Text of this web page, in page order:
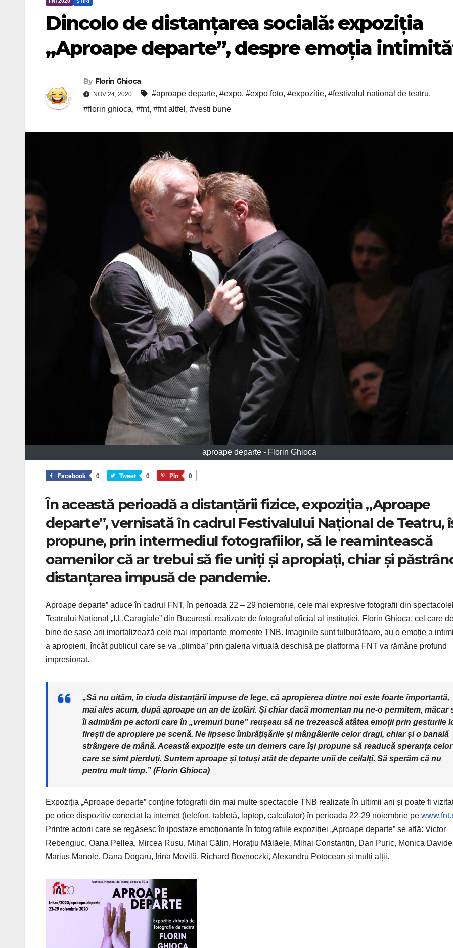
Dincolo de distanțarea socială: expoziția
„Aproape departe”, despre emoția
By Florin Ghioca
NOV 24, 2020 #aproape departe, #expo, #expo foto, #expozitie, #festivalul national de teatru,
#florin ghioca, #fnt, #fnt altfel , #vesti bune
aproape departe - Florin Ghioca
Facebook 0 Tweet 0 Pin 0
În această perioadă a distanțării fizice, expoziția „Aproape
departe”, vernisată în cadrul Festivalului Național de Teatru,
propune, prin intermediul fotografiilor, să le reamintească
oamenilor că ar trebui să fie uniți și apropiați, chiar și
distanțarea impusă de pandemie.
Aproape departe” aduce în cadrul FNT, în perioada 22 – 29 noiembrie, cele mai expresive fotografii din
Teatrului Național „I.L.Caragiale” din București, realizate de fotograful oficial al instituției, Florin Ghioca, cel care
bine de șase ani imortalizează cele mai importante momente TNB. Imaginile sunt tulburătoare, au o emoție a
a apropierii, încât publicul care se va „plimba” prin galeria virtuală deschisă pe platforma FNT va rămâne profund
impresionat.
„Să nu uităm, în ciuda distanțării impuse de lege, că apropierea dintre noi este foarte importantă,
mai ales acum, după aproape un an de izolări. Și chiar dacă momentan nu ne-o permitem, măcar
îi admirăm pe actorii care în „vremuri bune” reușeau să ne trezească atâtea emoții prin gesturile
firești de apropiere pe scenă. Ne lipsesc îmbrățișările și mângâierile celor dragi, chiar și o banală
strângere de mână. Această expoziție este un demers care își propune să readucă speranța celor
care se simt pierduți. Suntem aproape și totuși atât de departe unii de ceilalți. Să sperăm că nu
pentru mult timp.” (Florin Ghioca)
Expoziția „Aproape departe” conține fotografii din mai multe spectacole TNB realizate în ultimii ani și poate fi
pe orice dispozitiv conectat la internet (telefon, tabletă, laptop, calculator) în perioada 22-29 noiembrie pe
Printre actorii care se regăsesc în ipostaze emoționante în fotografiile expoziției „Aproape departe” se află: Victor
Rebengiuc, Oana Pellea, Mircea Rusu, Mihai Călin, Horațiu Mălăele, Mihai Constantin, Dan Puric, Monica
Marius Manole, Dana Dogaru, Irina Movilă, Richard Bovnoczki, Alexandru Potocean și mulți alții.